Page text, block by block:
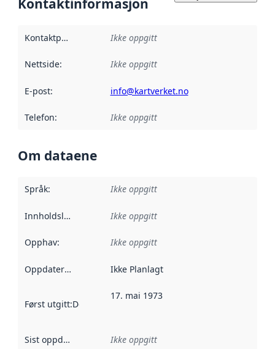
Kontaktinformasjon
Kontaktpunkt Ikke oppgitt
Nettside: Ikke oppgitt
E-post: info@kartverket.no
Telefon: Ikke oppgitt
Om dataene
Språk: Ikke oppgitt
Innholdsleverandører :
Ikke oppgitt
Opphav: Ikke oppgitt
Oppdateringsfrekvens :
Ikke Planlagt
Først utgitt:Denne datoen sier når dataene i dette
17. mai 1973
Sist oppdatert Ikke oppgitt